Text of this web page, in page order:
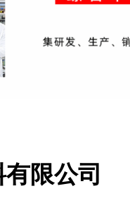
限公司